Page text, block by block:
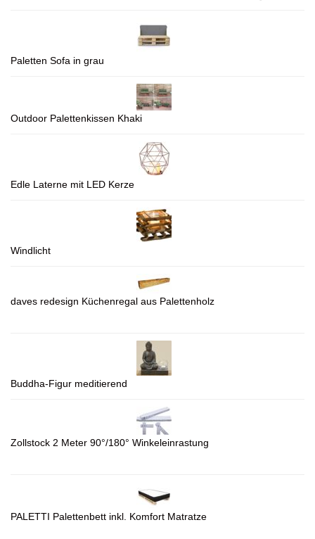
Paletten Sofa in grau
Outdoor Palettenkissen Khaki
Edle Laterne mit LED Kerze
Windlicht
daves redesign Küchenregal aus Palettenholz
Buddha-Figur meditierend
Zollstock 2 Meter 90°/180° Winkeleinrastung
PALETTI Palettenbett inkl. Komfort Matratze